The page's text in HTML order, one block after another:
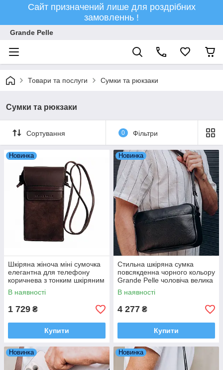
Сайт призначений лише для роздрібних
замовленнь !
Grande Pelle
Товари та послуги Сумки та рюкзаки
Сумки та рюкзаки
Сортування 0 Фільтри
Новинка
Шкіряна жіноча міні сумочка
елегантна для телефону
коричнева з тонким шкіряним
ремінцем від Grande Pelle
В наявності
1 729 ₴
Купити
Новинка
Стильна шкіряна сумка
повсякденна чорного кольору
Grande Pelle чоловіча велика
барсетка для власних речей
В наявності
4 277 ₴
Купити
Новинка Новинка